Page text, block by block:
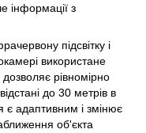
інформації з
підсвітку і
використане
рівномірно
до 30 метрів в
є адаптивним і змінює
об'єкта